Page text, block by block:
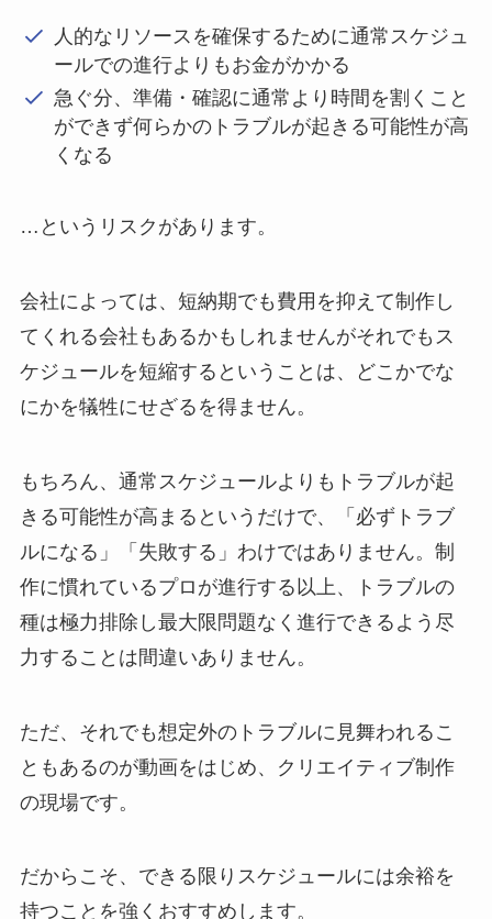
人的なリソースを確保するために通常スケジュ
ールでの進行よりもお金がかかる
急ぐ分、準備・確認に通常より時間を割くこと
ができず何らかのトラブルが起きる可能性が高
くなる
…というリスクがあります。
会社によっては、短納期でも費用を抑えて制作し
てくれる会社もあるかもしれませんがそれでもス
ケジュールを短縮するということは、どこかでな
にかを犠牲にせざるを得ません。
もちろん、通常スケジュールよりもトラブルが起
きる可能性が高まるというだけで、「必ずトラブ
ルになる」「失敗する」わけではありません。制
作に慣れているプロが進行する以上、トラブルの
種は極力排除し最大限問題なく進行できるよう尽
力することは間違いありません。
ただ、それでも想定外のトラブルに見舞われるこ
ともあるのが動画をはじめ、クリエイティブ制作
の現場です。
だからこそ、できる限りスケジュールには余裕を
持つことを強くおすすめします。